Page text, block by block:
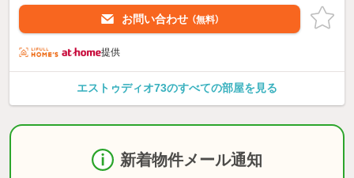
お問い合わせ （無料）
提供
エストゥディオ73のすべての部屋を見る
新着物件メール通知